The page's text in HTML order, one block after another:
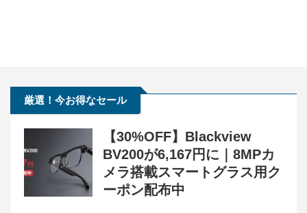
厳選！今お得なセール
【30%OFF】Blackview
BV200が6,167円に｜8MPカ
メラ搭載スマートグラス用ク
ーポン配布中